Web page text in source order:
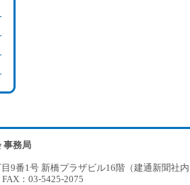
事務局
9番1号 新橋プラザビル16階（建通新聞社
：03-5425-2075